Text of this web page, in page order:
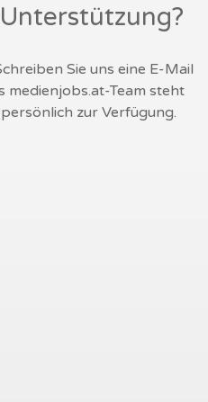
Sie uns eine E-Mail
medienjobs.at-Team steht
zur Verfügung.